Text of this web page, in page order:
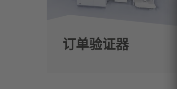
订单验证器